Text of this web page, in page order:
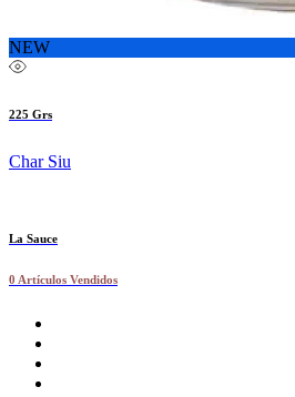
NEW
225 Grs
Char Siu
La Sauce
0 Artículos Vendidos